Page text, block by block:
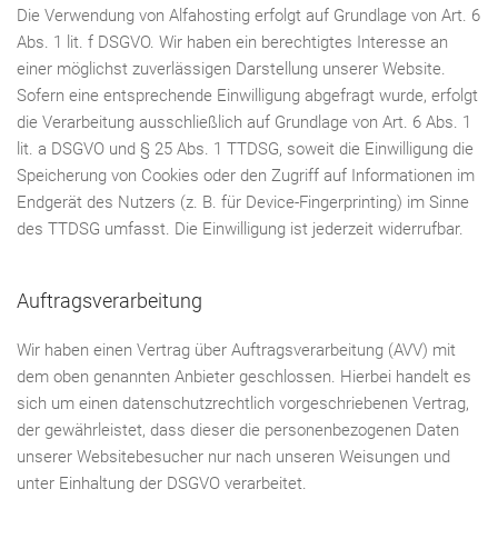
Die Verwendung von Alfahosting erfolgt auf Grundlage von Art. 6
Abs. 1 lit. f DSGVO. Wir haben ein berechtigtes Interesse an
einer möglichst zuverlässigen Darstellung unserer Website.
Sofern eine entsprechende Einwilligung abgefragt wurde, erfolgt
die Verarbeitung ausschließlich auf Grundlage von Art. 6 Abs. 1
lit. a DSGVO und § 25 Abs. 1 TTDSG, soweit die Einwilligung die
Speicherung von Cookies oder den Zugriff auf Informationen im
Endgerät des Nutzers (z. B. für Device-Fingerprinting) im Sinne
des TTDSG umfasst. Die Einwilligung ist jederzeit widerrufbar.
Auftragsverarbeitung
Wir haben einen Vertrag über Auftragsverarbeitung (AVV) mit
dem oben genannten Anbieter geschlossen. Hierbei handelt es
sich um einen datenschutzrechtlich vorgeschriebenen Vertrag,
der gewährleistet, dass dieser die personenbezogenen Daten
unserer Websitebesucher nur nach unseren Weisungen und
unter Einhaltung der DSGVO verarbeitet.